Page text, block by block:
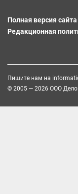
Полная версия сайта
Редакционная
Пишите нам на
© 2005 — 2026 ООО